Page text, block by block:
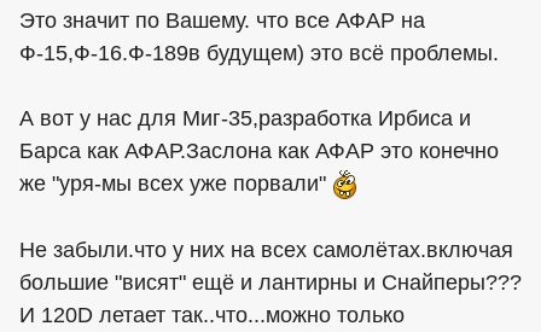
Это значит по Вашему. что все АФАР на
Ф-15,Ф-16.Ф-189в будущем) это всё проблемы.
А вот у нас для Миг-35,разработка Ирбиса и
Барса как АФАР.Заслона как АФАР это конечно
же "уря-мы всех уже порвали"
Не забыли.что у них на всех самолётах.включая
большие "висят" ещё и лантирны и Снайперы???
И 120D летает так..что...можно только